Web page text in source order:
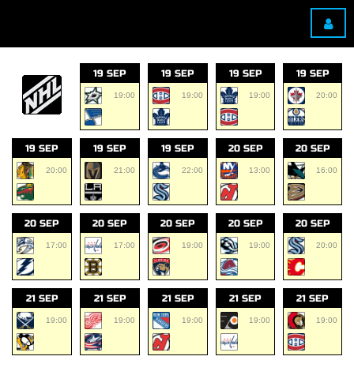
19 SEP
19:00
19 SEP
19:00
19 SEP
19:00
19 SEP
20:00
19 SEP
20:00
19 SEP
21:00
19 SEP
22:00
20 SEP
13:00
20 SEP
16:00
20 SEP
17:00
20 SEP
17:00
20 SEP
19:00
20 SEP
19:00
20 SEP
20:00
21 SEP
19:00
21 SEP
19:00
21 SEP
19:00
21 SEP
19:00
21 SEP
19:00